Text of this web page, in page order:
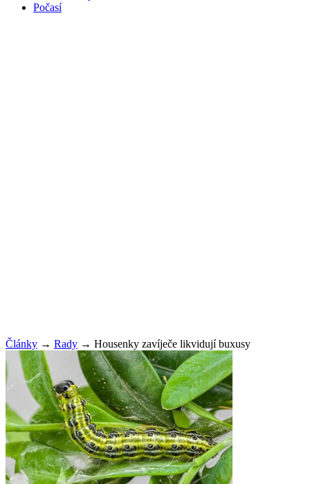
Počasí
Články → Rady → Housenky zavíječe likvidují buxusy